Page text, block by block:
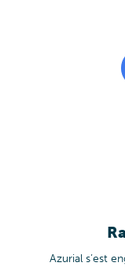
Azurial s’est